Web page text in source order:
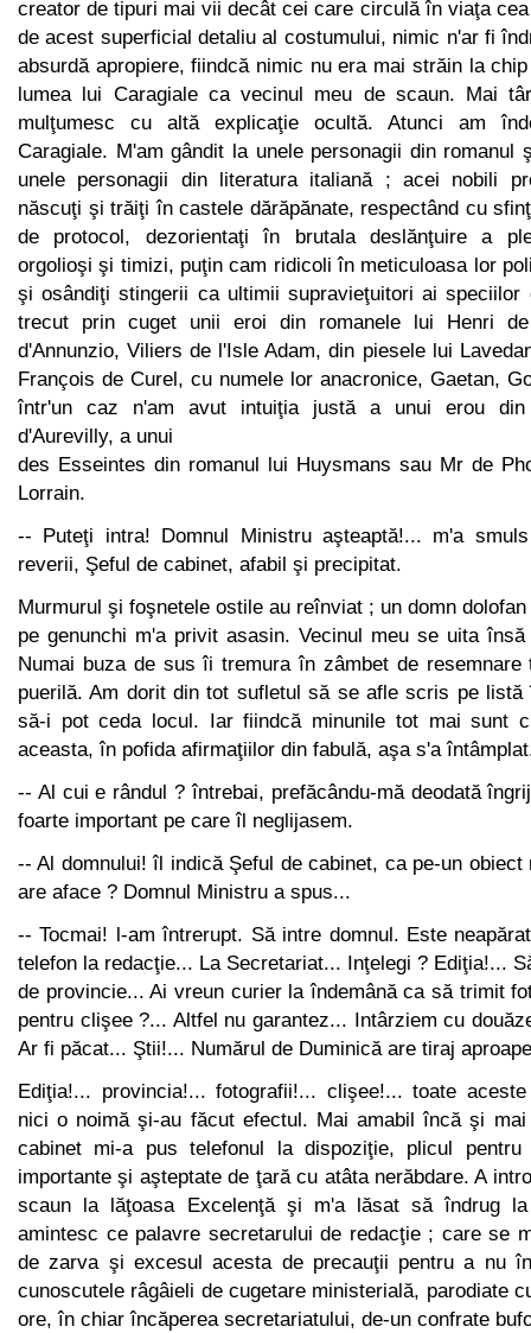
creator de tipuri mai vii decât cei care circulă în viaţa
de acest super­ficial detaliu al costumului, nimic n'ar fi
absurdă apropiere, fiindcă nimic nu era mai străin la
lumea lui Caragiale ca vecinul meu de scaun. Mai
mulţumesc cu altă explicaţie ocultă. Atunci am
Caragiale. M'am gândit la unele personagii din romanul
unele personagii din literatura italiană ; acei no­bili
născuţi şi trăiţi în castele dărăpănate, respectând cu
de protocol, dezorientaţi în brutala deslănţuire a
orgolioşi şi timizi, puţin cam ridicoli în meticuloasa lor
şi osândiţi stingerii ca ultimii supravieţuitori ai speciilor
trecut prin cuget unii eroi din romanele lui Henri de
d'Annunzio, Viliers de l'Isle Adam, din piesele lui
François de Curel, cu numele lor anacronice, Gaetan,
într'un caz n'am avut intuiţia justă a unui erou
d'Aurevilly, a unui
des Esseintes din romanul lui Huysmans sau Mr de
Lorrain.
-- Puteţi intra! Domnul Ministru aşteaptă!... m'a
reverii, Şeful de cabinet, afabil şi precipitat.
Murmurul şi foşnetele ostile au reînviat ; un domn
pe genunchi m'a privit asasin. Vecinul meu se uita
Numai buza de sus îi tremura în zâmbet de resemnare
puerilă. Am dorit din tot sufletul să se afle scris pe listă
să-i pot ceda locul. Iar fiindcă minunile tot mai sunt
aceasta, în pofida afir­maţiilor din fabulă, aşa s'a
-- Al cui e rândul ? întrebai, prefăcându-mă deodată
foarte important pe care îl neglijasem.
-- Al domnului! îl indică Şeful de cabinet, ca pe-un
are aface ? Domnul Ministru a spus...
-- Tocmai! l-am întrerupt. Să intre domnul. Este
telefon la redacţie... La Secretariat... Inţelegi ? Ediţia!...
de provincie... Ai vreun curier la îndemână ca să trimit
pentru clişee ?... Altfel nu garantez... Intârziem cu
Ar fi păcat... Ştii!... Numărul de Duminică are tiraj
Ediţia!... provincia!... fotografii!... clişee!... toate
nici o noimă şi-au făcut efectul. Mai amabil încă şi
cabinet mi-a pus telefonul la dispoziţie, plicul
importante şi aş­teptate de ţară cu atâta nerăbdare. A
scaun la lăţoasa Ex­celenţă şi m'a lăsat să îndrug
amintesc ce palavre secretarului de redacţie ; care se
de zarva şi excesul acesta de precauţii pentru a nu
cunoscutele râgâieli de cugetare ministerială, pa­rodiate
ore, în chiar încăperea secretariatului, de-un confrate